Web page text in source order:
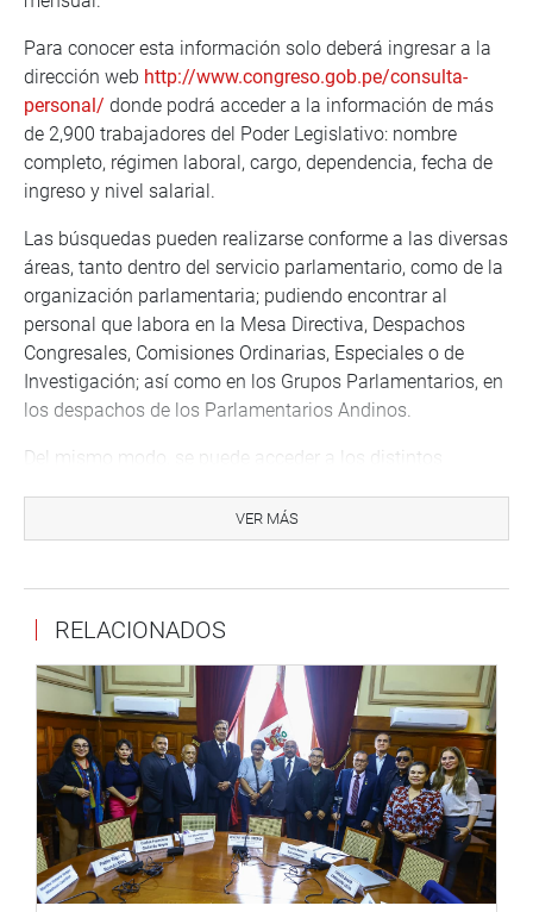
Para conocer esta información solo deberá ingresar a la
dirección web http://www.congreso.gob.pe/consulta-
personal/ donde podrá acceder a la información de más
de 2,900 trabajadores del Poder Legislativo: nombre
completo, régimen laboral, cargo, dependencia, fecha de
ingreso y nivel salarial.
Las búsquedas pueden realizarse conforme a las diversas
áreas, tanto dentro del servicio parlamentario, como de la
organización parlamentaria; pudiendo encontrar al
personal que labora en la Mesa Directiva, Despachos
Congresales, Comisiones Ordinarias, Especiales o de
Investigación; así como en los Grupos Parlamentarios, en
los despachos de los Parlamentarios Andinos.
Del mismo modo, se puede acceder a los distintos
organigrama del servicio parlamentario que también se
encuentra en esta plataforma.
Cabe destacar que es la primera vez que el Congreso de
la República pone a disposición de la ciudadanía
información relacionada a sus trabajadores, con el
objetivo de que se conozca quiénes integran este poder
del Estado de forma ordenada y actualizada.
Lima, 26 de febrero de 2021
Oficina de Comunicaciones
VER MÁS
RELACIONADOS